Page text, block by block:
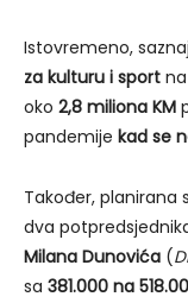
Istovremeno,
za kulturu i sport
oko 2,8 miliona KM
pandemije kad se
Također, planirana
dva
Milana Dunovića (
sa 381.000 na